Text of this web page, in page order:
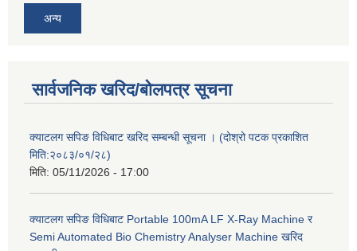
अन्य
सार्वजनिक खरिद/बोलपत्र सूचना
क्याटलग सपिङ विधिबाट खरिद सम्बन्धी सूचना । (दोश्रो पटक प्रकाशित
मिति:२०८३/०१/२८)
मिति: 05/11/2026 - 17:00
क्याटलग सपिङ विधिबाट Portable 100mA LF X-Ray Machine र
Semi Automated Bio Chemistry Analyser Machine खरिद